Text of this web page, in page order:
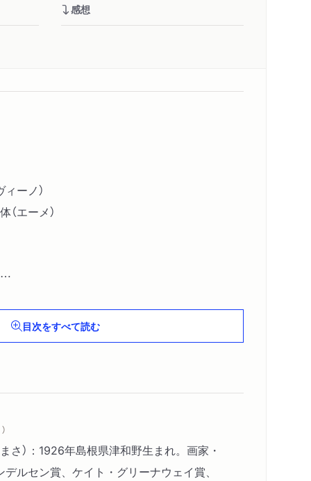
感想
ーノ）
エーメ）
ポー）
目次をすべて読む
さ）：1926年島根県津和野生まれ。画家・
ルセン賞、ケイト・グリーナウェイ賞、